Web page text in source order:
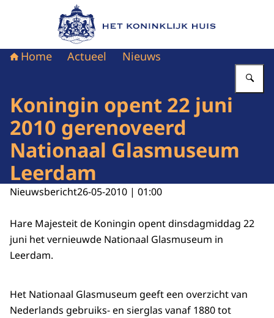
Naar de homepage van Het Koninklijk Huis
Home Actueel Nieuws
Koningin opent 22 juni
2010 gerenoveerd
Nationaal Glasmuseum
Leerdam
Nieuwsbericht26-05-2010 | 01:00
Hare Majesteit de Koningin opent dinsdagmiddag 22
juni het vernieuwde Nationaal Glasmuseum in
Leerdam.
Het Nationaal Glasmuseum geeft een overzicht van
Nederlands gebruiks- en sierglas vanaf 1880 tot